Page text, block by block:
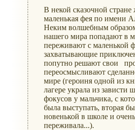
В некой сказочной стране
маленькая фея по имени
Неким волшебным
нашего мира попадают в
переживают с маленькой
захватывающие
попутно решают свои
переосмысливают
мире (героиня одной из
лагере украла из зависти
фокусов у мальчика, с
была выступать, вторая
новенькой в школе и очень
переживала...).